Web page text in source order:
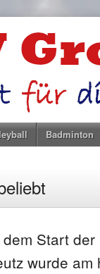
Badminton
Start
wurde am